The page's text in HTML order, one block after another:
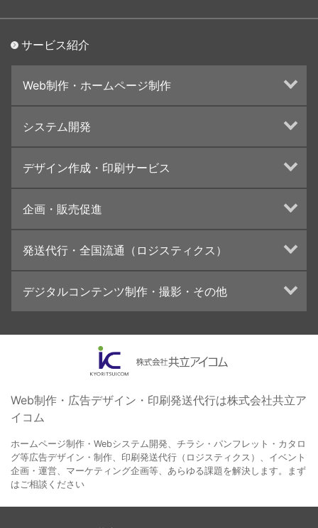
サービス紹介
Web制作・ホームページ制作
ランディングページ制作
Web分析・改善・コンサルティング
インターネット広告代行
UI・UXデザイン設計
システム開発
デザイン作成・印刷サービス
カタログデザインの制作・印刷
冊子/パンフレットのデザイン制作・印刷
学校・会社案内パンフレット制作・印刷
高精細印刷（スブリマ印刷）
社内報
名刺
一般印刷 （オンデマンド・オフセット）
ユニバーサル・コミュニケーション・デザイン
企画・販売促進
ブランディング戦略
イベント運営
コンテンツ制作
周年事業
採用プロモーション
発送代行・全国流通（ロジスティクス）
デジタルコンテンツ制作・撮影・その他
イラスト・キャラクター制作
ロゴデザイン・CI設計
コピー・ライティング
電子ブック制作
自社メディア
Web制作・広告デザイン・印刷発送代行は株式会社共立ア
イコム
ホームページ制作・Webシステム開発、チラシ・パンフレット・カタロ
グ等広告デザイン・制作、印刷発送代行（ロジスティクス）、イベント
企画・運営、マーケティング企画等、あらゆる課題を解決します。まず
はご相談ください